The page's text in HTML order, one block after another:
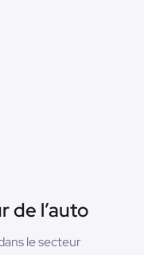
de l’auto
le secteur